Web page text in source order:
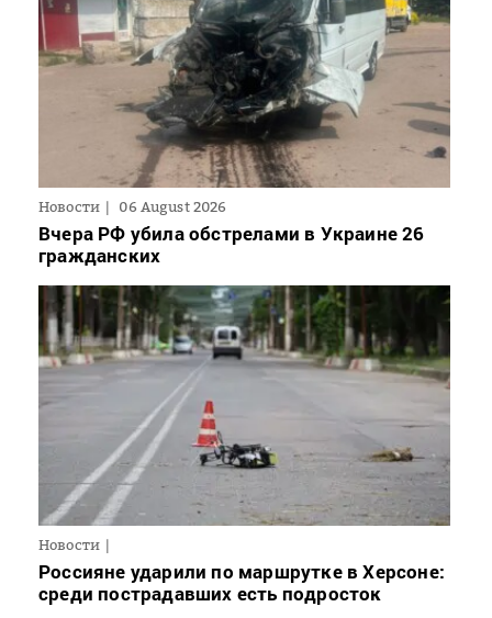
Новости 06 August 2026
Вчера РФ убила обстрелами в Украине 26
гражданских
Новости
Россияне ударили по маршрутке в Херсоне:
среди пострадавших есть подросток